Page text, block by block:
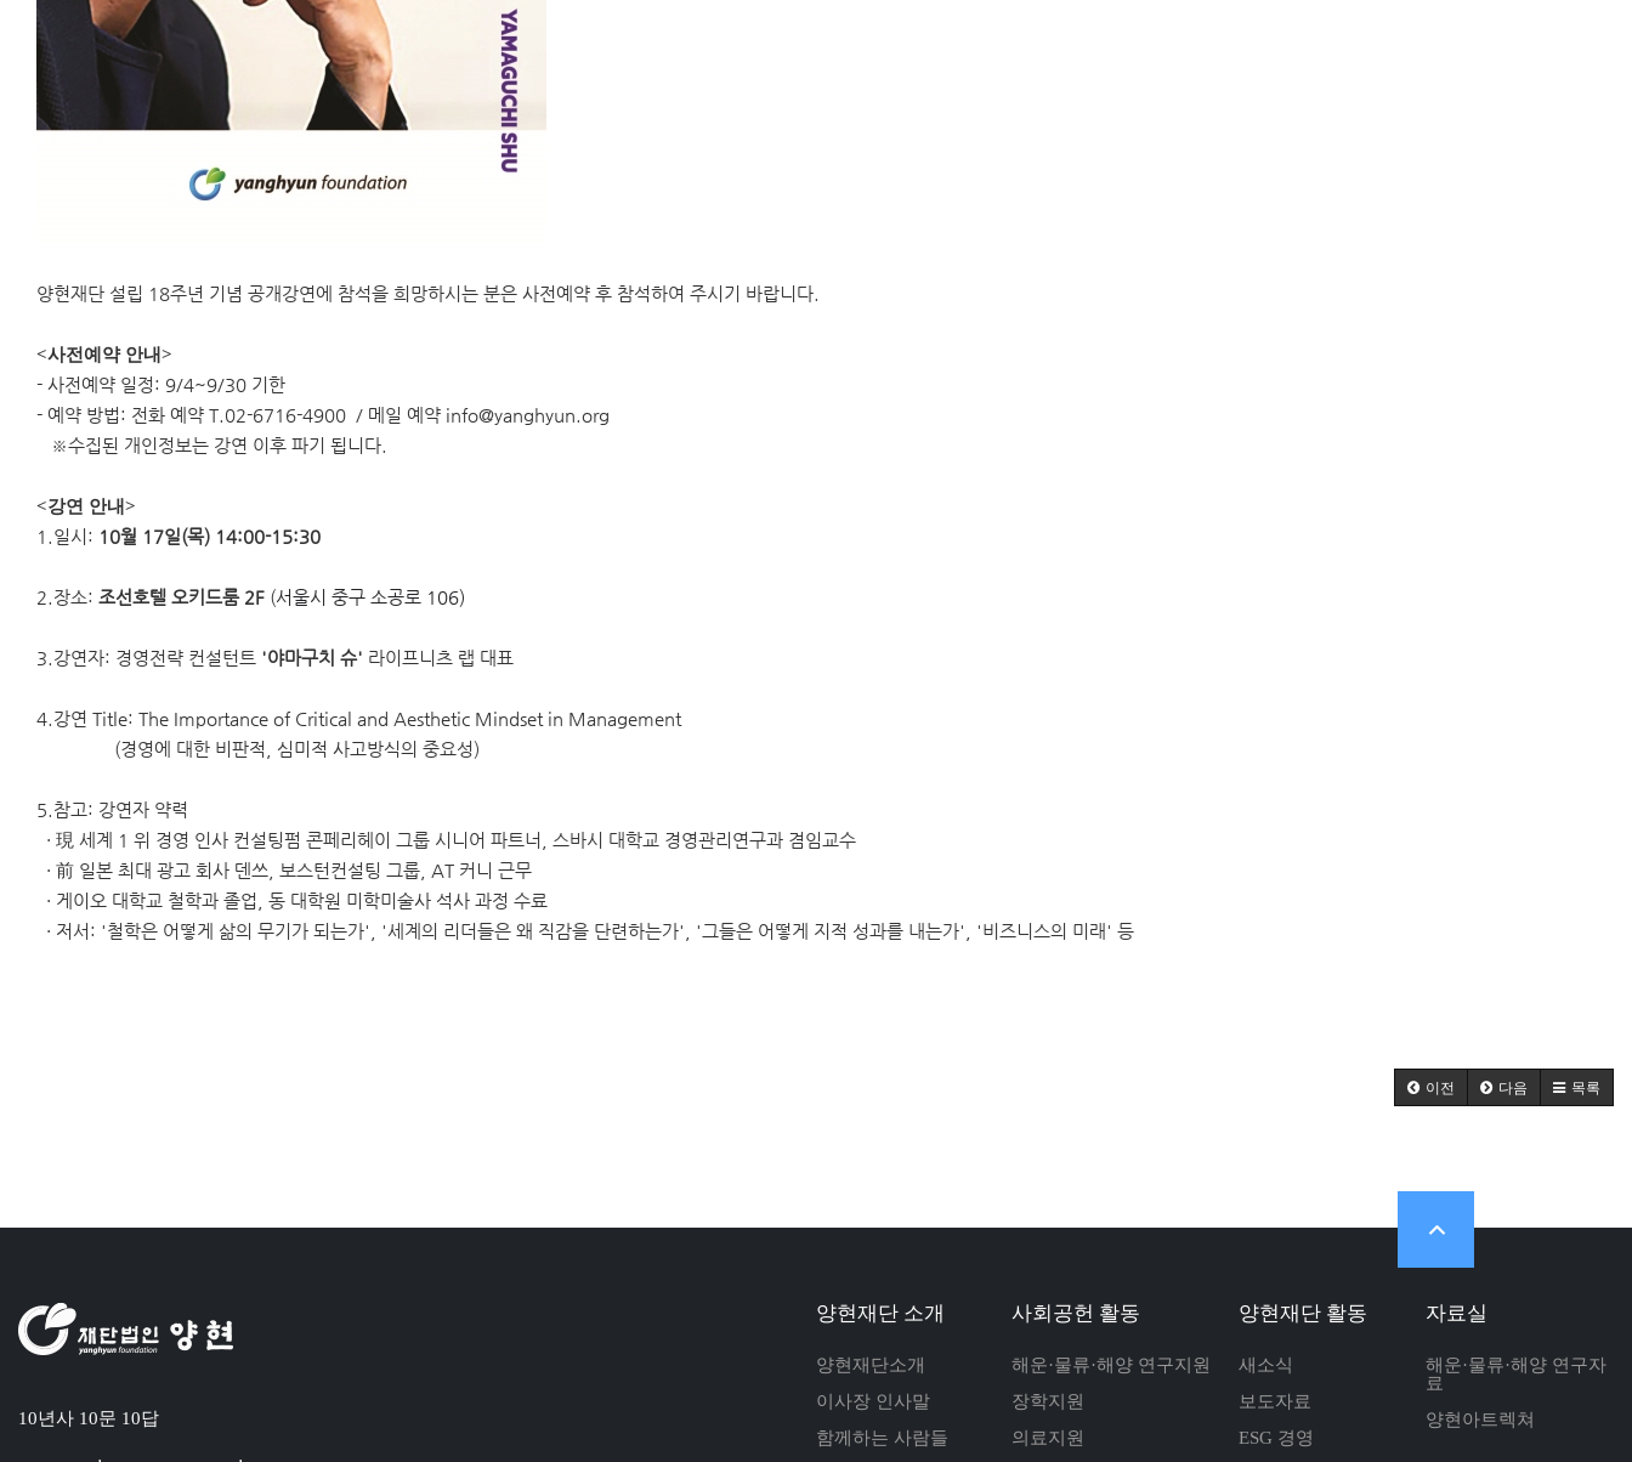
양현재단 설립 18주년 기념 공개강연에 참석을 희망하시는 분은 사전예약 후 참석하여 주시기 바랍니다.
<사전예약 안내>
- 사전예약 일정: 9/4~9/30 기한
- 예약 방법: 전화 예약 T.02-6716-4900 / 메일 예약 info@yanghyun.org
※수집된 개인정보는 강연 이후 파기 됩니다.
<강연 안내>
1.일시: 10월 17일(목) 14:00-15:30
2.장소: 조선호텔 오키드룸 2F (서울시 중구 소공로 106)
3.강연자: 경영전략 컨설턴트 '야마구치 슈' 라이프니츠 랩 대표
4. 강연 Title: The Importance of Critical and Aesthetic Mindset in Management
(경영에 대한 비판적, 심미적 사고방식의 중요성)
5.참고: 강연자 약력
· 現 세계 1 위 경영 인사 컨설팅펌 콘페리헤이 그룹 시니어 파트너, 스바시 대학교 경영관리연구과 겸임교수
· 前 일본 최대 광고 회사 덴쓰, 보스턴컨설팅 그룹, AT 커니 근무
· 게이오 대학교 철학과 졸업, 동 대학원 미학미술사 석사 과정 수료
· 저서: '철학은 어떻게 삶의 무기가 되는가', '세계의 리더들은 왜 직감을 단련하는가', '그들은 어떻게 지적 성과를 내는가', '비즈니스의 미래' 등
이전 다음 목록
10년사 10문 10답
양현재단 소개
양현재단소개
이사장 인사말
함께하는 사람들
사회공헌 활동
해운·물류·해양 연구지원
장학지원
의료지원
양현재단 활동
새소식
보도자료
ESG 경영
자료실
해운·물류·해양 연구자
료
양현아트렉쳐